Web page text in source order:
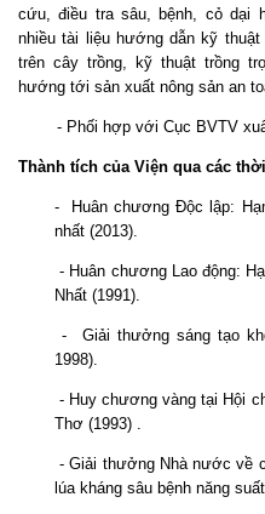
cứu, điều tra sâu, bệnh, cỏ dại
nhiều tài liệu hướng dẫn kỹ
trên cây trồng, kỹ thuật trồng
hướng tới sản xuất nông sản an
- Phối hợp với Cục BVTV xuất
Thành tích của Viện qua các
- Huân chương Độc lập:
nhất (2013).
- Huân chương Lao động:
Nhất (1991).
- Giải thưởng sáng tạo
1998).
- Huy chương vàng tại Hội
Thơ (1993) .
- Giải thưởng Nhà nước về
lúa kháng sâu bệnh năng